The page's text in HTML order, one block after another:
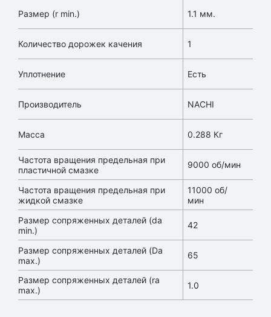
Размер (r min.) 1.1 мм.
Количество дорожек качения 1
Уплотнение Есть
Производитель NACHI
Масса 0.288 Кг
Частота вращения предельная при
пластичной смазке
9000 об/мин
Частота вращения предельная при
жидкой смазке
11000 об/
мин
Размер сопряженных деталей (da
min.)
42
Размер сопряженных деталей (Da
max.)
65
Размер сопряженных деталей (ra
max.)
1.0